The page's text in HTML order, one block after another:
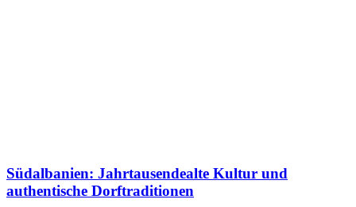
Südalbanien: Jahrtausendealte Kultur und
authentische Dorftraditionen